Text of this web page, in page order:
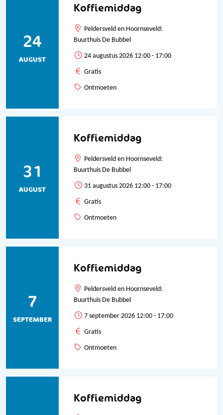
Koffiemiddag
24
AUGUST
Peldersveld en Hoornseveld:
Buurthuis De Bubbel
24 augustus 2026 12:00 - 17:00
Gratis
Ontmoeten
Koffiemiddag
31
AUGUST
Peldersveld en Hoornseveld:
Buurthuis De Bubbel
31 augustus 2026 12:00 - 17:00
Gratis
Ontmoeten
Koffiemiddag
7
SEPTEMBER
Peldersveld en Hoornseveld:
Buurthuis De Bubbel
7 september 2026 12:00 - 17:00
Gratis
Ontmoeten
Koffiemiddag